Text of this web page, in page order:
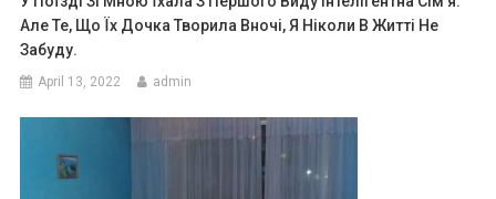
Але Те, Що Їх Дочка Творила Вночі, Я Ніколи В Житті Не
Забуду.
April 13, 2022 admin